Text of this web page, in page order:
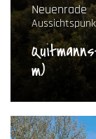
Neuenrade
m)